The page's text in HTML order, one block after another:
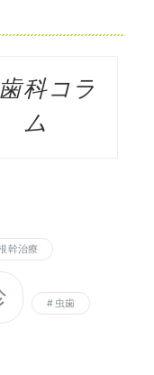
歯科コラ
ム
幹治療
虫歯